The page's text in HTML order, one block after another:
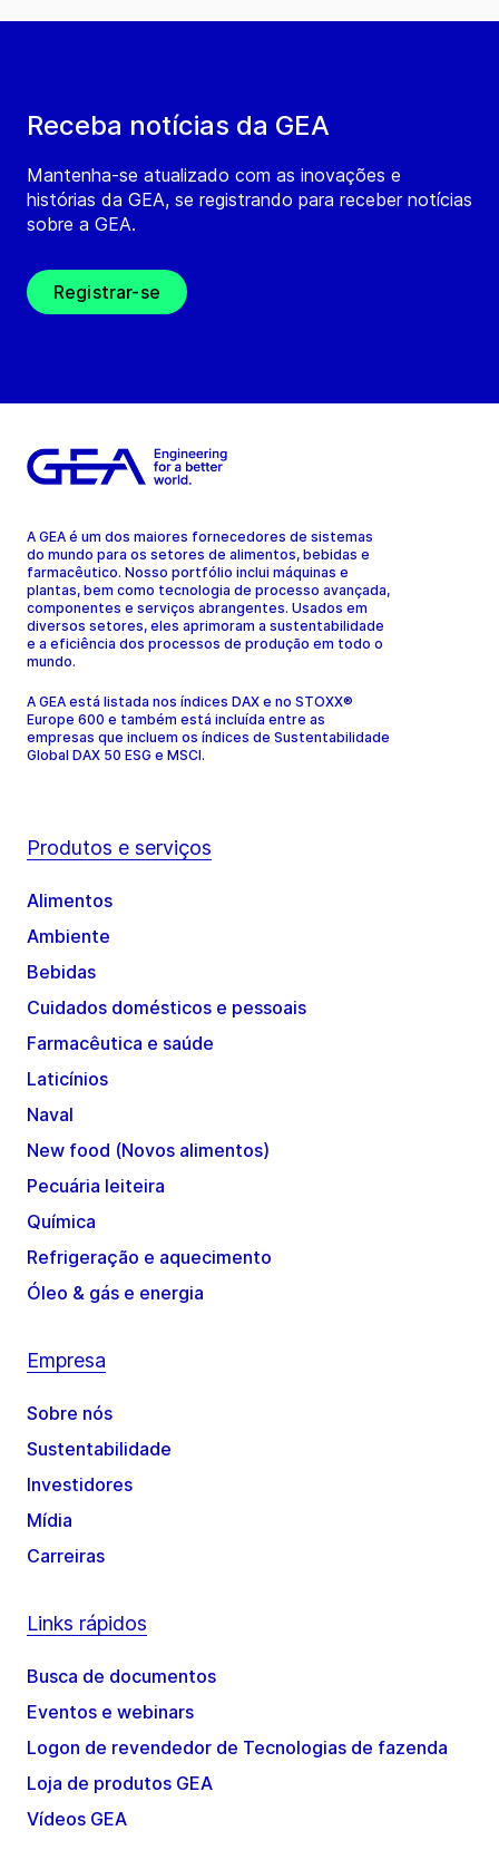
Receba notícias da GEA
Mantenha-se atualizado com as inovações e
histórias da GEA, se registrando para receber notícias
sobre a GEA.
Registrar-se
A GEA é um dos maiores fornecedores de sistemas
do mundo para os setores de alimentos, bebidas e
farmacêutico. Nosso portfólio inclui máquinas e
plantas, bem como tecnologia de processo avançada,
componentes e serviços abrangentes. Usados em
diversos setores, eles aprimoram a sustentabilidade
e a eficiência dos processos de produção em todo o
mundo.
A GEA está listada nos índices DAX e no STOXX®
Europe 600 e também está incluída entre as
empresas que incluem os índices de Sustentabilidade
Global DAX 50 ESG e MSCI.
Produtos e serviços
Alimentos
Ambiente
Bebidas
Cuidados domésticos e pessoais
Farmacêutica e saúde
Laticínios
Naval
New food (Novos alimentos)
Pecuária leiteira
Química
Refrigeração e aquecimento
Óleo & gás e energia
Empresa
Sobre nós
Sustentabilidade
Investidores
Mídia
Carreiras
Links rápidos
Busca de documentos
Eventos e webinars
Logon de revendedor de Tecnologias de fazenda
Loja de produtos GEA
Vídeos GEA